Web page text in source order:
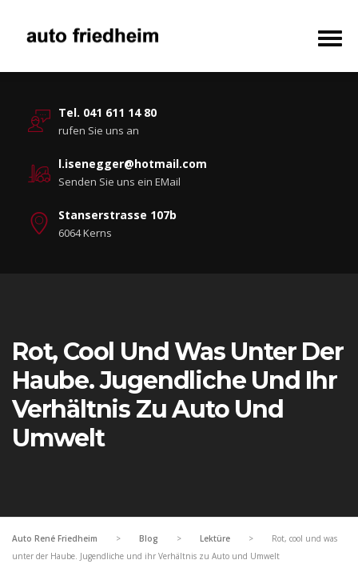
Tel. 041 611 14 80
rufen Sie uns an
l.isenegger@hotmail.com
Senden Sie uns ein EMail
Stanserstrasse 107b
6064 Kerns
Rot, Cool Und Was Unter Der
Haube. Jugendliche Und Ihr
Verhältnis Zu Auto Und
Umwelt
Auto René Friedheim > Blog > Lektüre >
Rot, cool und was
unter der Haube. Jugendliche und ihr Verhältnis zu Auto und Umwelt